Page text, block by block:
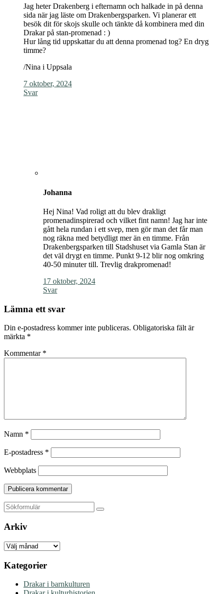
Jag heter Drakenberg i efternamn och halkade in på denna
sida när jag läste om Drakenbergsparken. Vi planerar ett
besök dit för skojs skulle och tänkte då kombinera med din
Drakar på stan-promenad : )
Hur lång tid uppskattar du att denna promenad tog? En dryg
timme?
/Nina i Uppsala
7 oktober, 2024
Svar
Johanna
Hej Nina! Vad roligt att du blev drakligt
promenadinspirerad och vilket fint namn! Jag har inte
gått hela rundan i ett svep, men gör man det får man
nog räkna med betydligt mer än en timme. Från
Drakenbergsparken till Stadshuset via Gamla Stan är
det väl drygt en timme. Punkt 9-12 blir nog omkring
40-50 minuter till. Trevlig drakpromenad!
17 oktober, 2024
Svar
Lämna ett svar
Din e-postadress kommer inte publiceras. Obligatoriska fält är
märkta *
Kommentar *
Namn *
E-postadress *
Webbplats
Sök
Arkiv
Arkiv
Kategorier
Drakar i barnkulturen